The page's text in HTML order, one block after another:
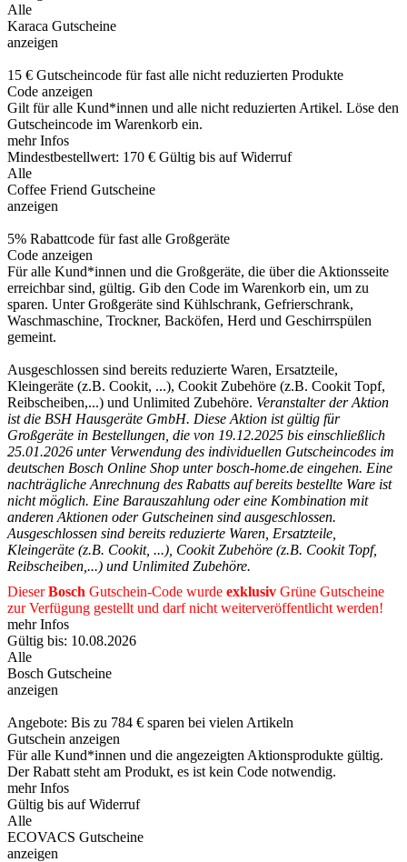
Alle
Karaca Gutscheine
anzeigen
15 € Gutscheincode für fast alle nicht reduzierten Produkte
Code anzeigen
Gilt für alle Kund*innen und alle nicht reduzierten Artikel. Löse den
Gutscheincode im Warenkorb ein.
mehr Infos
Mindestbestellwert: 170 € Gültig bis auf Widerruf
Alle
Coffee Friend Gutscheine
anzeigen
5% Rabattcode für fast alle Großgeräte
Code anzeigen
Für alle Kund*innen und die Großgeräte, die über die Aktionsseite
erreichbar sind, gültig. Gib den Code im Warenkorb ein, um zu
sparen. Unter Großgeräte sind Kühlschrank, Gefrierschrank,
Waschmaschine, Trockner, Backöfen, Herd und Geschirrspülen
gemeint.
Ausgeschlossen sind bereits reduzierte Waren, Ersatzteile,
Kleingeräte (z.B. Cookit, ...), Cookit Zubehöre (z.B. Cookit Topf,
Reibscheiben,...) und Unlimited Zubehöre. Veranstalter der Aktion
ist die BSH Hausgeräte GmbH. Diese Aktion ist gültig für
Großgeräte in Bestellungen, die von 19.12.2025 bis einschließlich
25.01.2026 unter Verwendung des individuellen Gutscheincodes im
deutschen Bosch Online Shop unter bosch-home.de eingehen. Eine
nachträgliche Anrechnung des Rabatts auf bereits bestellte Ware ist
nicht möglich. Eine Barauszahlung oder eine Kombination mit
anderen Aktionen oder Gutscheinen sind ausgeschlossen.
Ausgeschlossen sind bereits reduzierte Waren, Ersatzteile,
Kleingeräte (z.B. Cookit, ...), Cookit Zubehöre (z.B. Cookit Topf,
Reibscheiben,...) und Unlimited Zubehöre.
DieserBosch Gutschein-Code wurde exklusiv Grüne Gutscheine
zur Verfügung gestellt und darf nicht weiterveröffentlicht werden!
mehr Infos
Gültig bis: 10.08.2026
Alle
Bosch Gutscheine
anzeigen
Angebote: Bis zu 784 € sparen bei vielen Artikeln
Gutschein anzeigen
Für alle Kund*innen und die angezeigten Aktionsprodukte gültig.
Der Rabatt steht am Produkt, es ist kein Code notwendig.
mehr Infos
Gültig bis auf Widerruf
Alle
ECOVACS Gutscheine
anzeigen